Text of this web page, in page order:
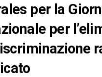
per la
per